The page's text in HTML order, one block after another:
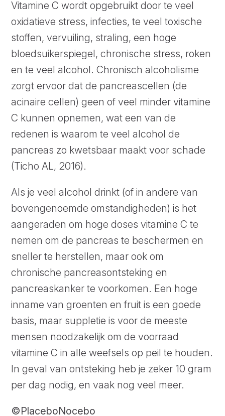
Vitamine C wordt opgebruikt door te veel
oxidatieve stress, infecties, te veel toxische
stoffen, vervuiling, straling, een hoge
bloedsuikerspiegel, chronische stress, roken
en te veel alcohol. Chronisch alcoholisme
zorgt ervoor dat de pancreascellen (de
acinaire cellen) geen of veel minder vitamine
C kunnen opnemen, wat een van de
redenen is waarom te veel alcohol de
pancreas zo kwetsbaar maakt voor schade
(Ticho AL, 2016).
Als je veel alcohol drinkt (of in andere van
bovengenoemde omstandigheden) is het
aangeraden om hoge doses vitamine C te
nemen om de pancreas te beschermen en
sneller te herstellen, maar ook om
chronische pancreasontsteking en
pancreaskanker te voorkomen. Een hoge
inname van groenten en fruit is een goede
basis, maar suppletie is voor de meeste
mensen noodzakelijk om de voorraad
vitamine C in alle weefsels op peil te houden.
In geval van ontsteking heb je zeker 10 gram
per dag nodig, en vaak nog veel meer.
©PlaceboNocebo